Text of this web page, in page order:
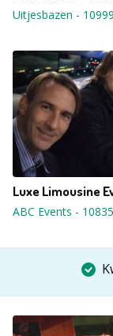
Uitjesbazen - 10999
Luxe Limousine
ABC Events - 10835